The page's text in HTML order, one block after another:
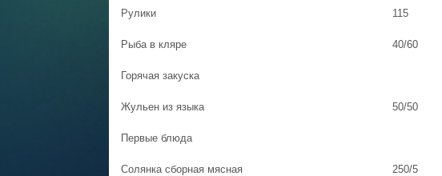
Рулики 115
Рыба в кляре 40/60
Горячая закуска
Жульен из языка 50/50
Первые блюда
Солянка сборная мясная 250/5